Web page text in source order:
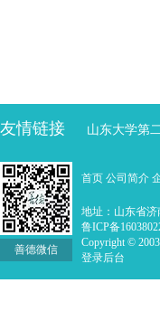
友情链接 山东大学第
善德微信
首页 公司简介
地址：山东省济
鲁ICP备
Copyright ©
登录后台